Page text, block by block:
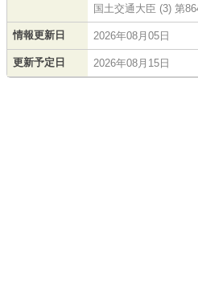
国土交通大臣 (3) 第
情報更新日 2026年08月05日
更新予定日 2026年08月15日